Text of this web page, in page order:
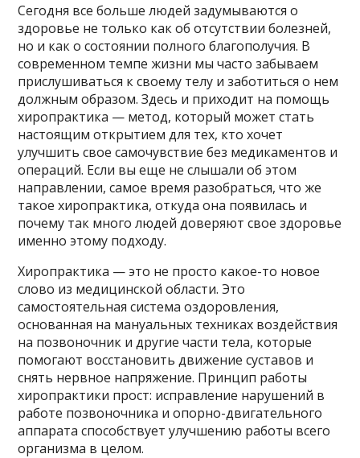
Сегодня все больше людей задумываются о
здоровье не только как об отсутствии болезней,
но и как о состоянии полного благополучия. В
современном темпе жизни мы часто забываем
прислушиваться к своему телу и заботиться о нем
должным образом. Здесь и приходит на помощь
хиропрактика — метод, который может стать
настоящим открытием для тех, кто хочет
улучшить свое самочувствие без медикаментов и
операций. Если вы еще не слышали об этом
направлении, самое время разобраться, что же
такое хиропрактика, откуда она появилась и
почему так много людей доверяют свое здоровье
именно этому подходу.
Хиропрактика — это не просто какое-то новое
слово из медицинской области. Это
самостоятельная система оздоровления,
основанная на мануальных техниках воздействия
на позвоночник и другие части тела, которые
помогают восстановить движение суставов и
снять нервное напряжение. Принцип работы
хиропрактики прост: исправление нарушений в
работе позвоночника и опорно-двигательного
аппарата способствует улучшению работы всего
организма в целом.